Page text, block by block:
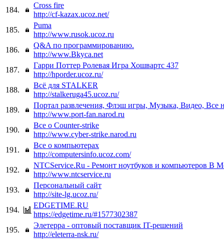
184.
Cross fire
http://cf-kazax.ucoz.net/
185.
Puma
http://www.rusok.ucoz.ru
186.
Q&A по программированию.
http://www.Bkyca.net
187.
Гарри Поттер Ролевая Игра Хошвартс 437
http://hporder.ucoz.ru/
188.
Всё для STALKER
http://stalkeruga45.ucoz.ru/
189.
Портал развлечения, Флэш игры, Музыка, Видео, Все
http://www.port-fan.narod.ru
190.
Все о Counter-strike
http://www.cyber-strike.narod.ru
191.
Все о компьютерах
http://computersinfo.ucoz.com/
192.
NTCService.Ru - Ремонт ноутбуков и компьютеров В
http://www.ntcservice.ru
193.
Персональный сайт
http://site-lg.ucoz.ru/
194.
EDGETIME.RU
https://edgetime.ru/#1577302387
195.
Элетерра - оптовый поставщик IT-решений
http://eleterra-nsk.ru/